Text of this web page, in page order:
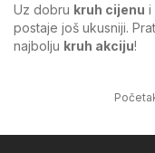
Uz dobru kruh cijenu i
postaje još ukusniji.
najbolju kruh akciju!